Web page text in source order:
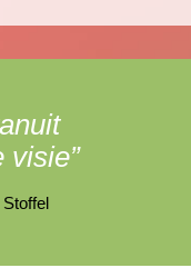
visie”